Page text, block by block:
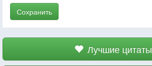
Сохранить
Лучшие цитаты